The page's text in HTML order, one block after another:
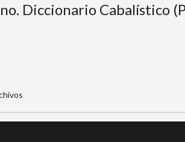
Diccionario Cabalístico